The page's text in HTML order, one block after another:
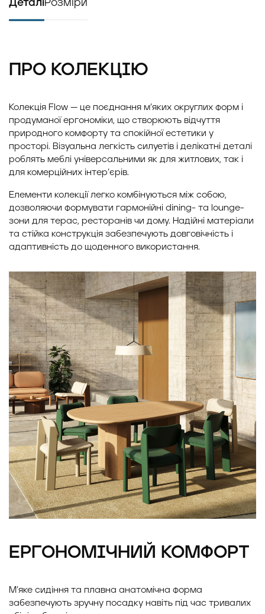
ДеталіРозміри
ПРО КОЛЕКЦІЮ
Колекція Flow — це поєднання м’яких округлих форм і
продуманої ергономіки, що створюють відчуття
природного комфорту та спокійної естетики у
просторі. Візуальна легкість силуетів і делікатні деталі
роблять меблі універсальними як для житлових, так і
для комерційних інтер’єрів.
Елементи колекції легко комбінуються між собою,
дозволяючи формувати гармонійні dining- та lounge-
зони для терас, ресторанів чи дому. Надійні матеріали
та стійка конструкція забезпечують довговічність і
адаптивність до щоденного використання.
ЕРГОНОМІЧНИЙ КОМФОРТ
М’яке сидіння та плавна анатомічна форма
забезпечують зручну посадку навіть під час тривалих